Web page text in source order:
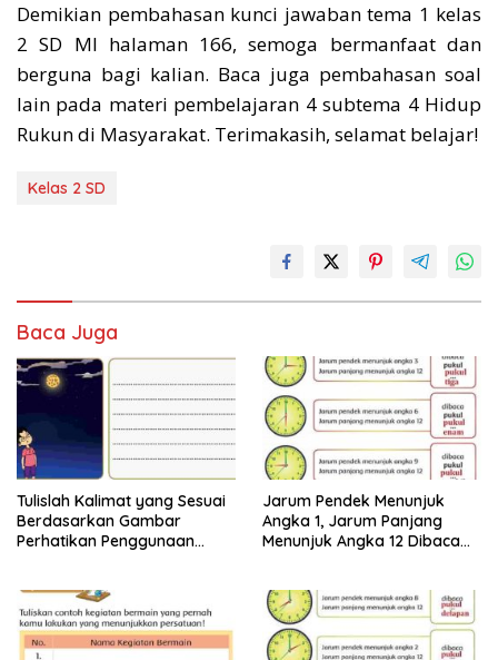
Demikian pembahasan kunci jawaban tema 1 kelas
2 SD MI halaman 166, semoga bermanfaat dan
berguna bagi kalian. Baca juga pembahasan soal
lain pada materi pembelajaran 4 subtema 4 Hidup
Rukun di Masyarakat. Terimakasih, selamat belajar!
Kelas 2 SD
Baca Juga
Tulislah Kalimat yang Sesuai
Berdasarkan Gambar
Perhatikan Penggunaan
Halaman 28 29
Jarum Pendek Menunjuk
Angka 1, Jarum Panjang
Menunjuk Angka 12 Dibaca